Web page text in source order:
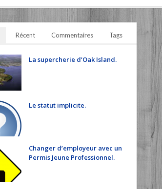
Récent Commentaires Tags
La supercherie d’Oak Island.
Le statut implicite.
Changer d’employeur avec un
Permis Jeune Professionnel.